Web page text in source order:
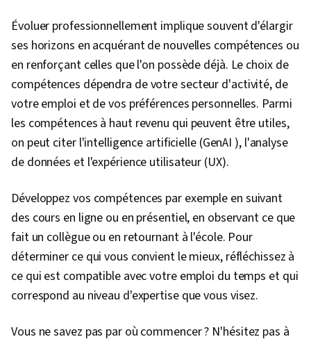
Évoluer professionnellement implique souvent d'élargir
ses horizons en acquérant de nouvelles compétences ou
en renforçant celles que l'on possède déjà. Le choix de
compétences dépendra de votre secteur d'activité, de
votre emploi et de vos préférences personnelles. Parmi
les compétences à haut revenu qui peuvent être utiles,
on peut citer l'intelligence artificielle (GenAI ), l'analyse
de données et l'expérience utilisateur (UX).
Développez vos compétences par exemple en suivant
des cours en ligne ou en présentiel, en observant ce que
fait un collègue ou en retournant à l'école. Pour
déterminer ce qui vous convient le mieux, réfléchissez à
ce qui est compatible avec votre emploi du temps et qui
correspond au niveau d'expertise que vous visez.
Vous ne savez pas par où commencer ? N'hésitez pas à